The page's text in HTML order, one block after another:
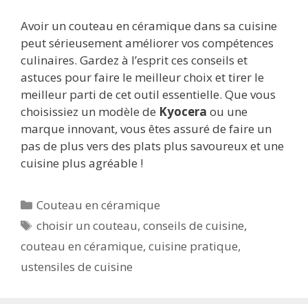
Avoir un couteau en céramique dans sa cuisine
peut sérieusement améliorer vos compétences
culinaires. Gardez à l’esprit ces conseils et
astuces pour faire le meilleur choix et tirer le
meilleur parti de cet outil essentielle. Que vous
choisissiez un modèle de Kyocera ou une
marque innovant, vous êtes assuré de faire un
pas de plus vers des plats plus savoureux et une
cuisine plus agréable !
Catégories
Couteau en céramique
Étiquettes
choisir un couteau,conseils de cuisine,
couteau en céramique, cuisine pratique,
ustensiles de cuisine